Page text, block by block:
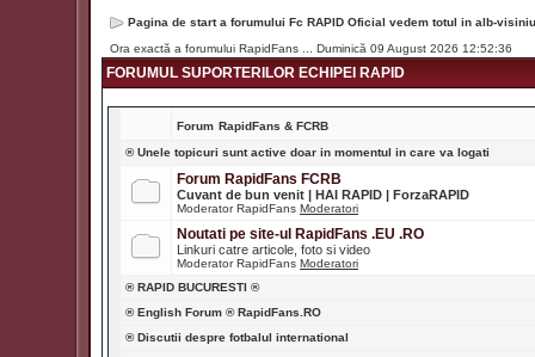
Pagina de start a forumului Fc RAPID Oficial vedem totul in alb-
Ora exactă a forumului RapidFans ... Duminică 09 August 2026 12:52:36
FORUMUL SUPORTERILOR ECHIPEI RAPID
Forum RapidFans & FCRB
® Unele topicuri sunt active doar in momentul in care va logati
Forum RapidFans FCRB
Cuvant de bun venit | HAI RAPID | ForzaRAPID
Moderator RapidFans Moderatori
Noutati pe site-ul RapidFans .EU .RO
Linkuri catre articole, foto si video
Moderator RapidFans Moderatori
® RAPID BUCURESTI ®
® English Forum ® RapidFans.RO
® Discutii despre fotbalul international